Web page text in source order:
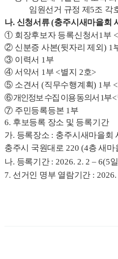
임원선거 규정 제5조 각
나. 신청서류(충주시새마을회
① 회장후보자 등록신청서 1부 <
② 신분증 사본(뒷자리 제외) 1
③ 이력서 1부
④ 서약서 1부 <별지 2호>
⑤ 소견서 (직무수행계획) 1부 <
⑥개인정보 수집 이용 동의서 1부<
⑦ 주민등록등본 1부
6. 후보등록 장소 및 등록기간
가. 등록장소 : 충주시새마을회
충주시 국원대로 220 (4층 새마
나. 등록기간 : 2026. 2. 2–6(5
7. 선거인 명부 열람기간 :